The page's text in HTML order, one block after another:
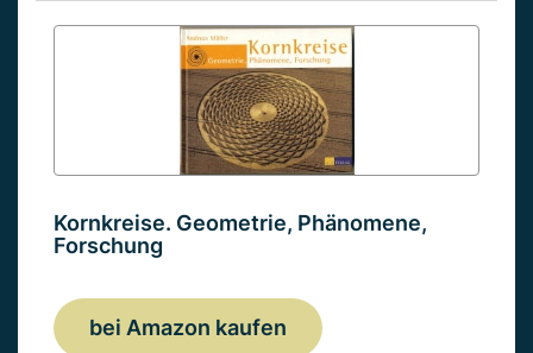
Kornkreise. Geometrie, Phänomene,
Forschung
bei Amazon kaufen